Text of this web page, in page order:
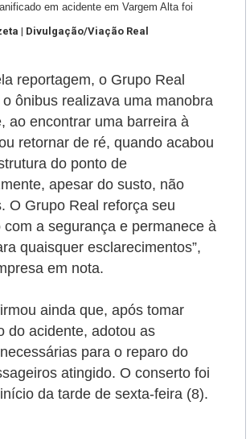
em acidente em Vargem Alta foi
| Divulgação/Viação Real
reportagem, o Grupo Real
ônibus realizava uma manobra
ao encontrar uma barreira à
retornar de ré, quando acabou
do ponto de
apesar do susto, não
O Grupo Real reforça seu
com a segurança e permanece à
quaisquer esclarecimentos”,
em nota.
ainda que, após tomar
do acidente, adotou as
para o reparo do
atingido. O conserto foi
da tarde de sexta-feira (8).